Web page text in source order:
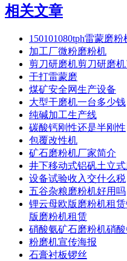
相关文章
150101080tph雷蒙磨粉
加工厂微粉磨粉机
剪刀研磨机剪刀研磨
干打雷蒙磨
煤矿安全网生产设备
大型干磨机一台多少钱
纯碱加工生产线
碳酸钙刚性还是半刚性
包覆改性机
矿石磨粉机厂家简介
井下移动式铝矾土立
设备试验收入交什么税
五谷杂粮磨粉机好用吗
锂云母欧版磨粉机租
版磨粉机租赁
硝酸氨矿石磨粉机硝
粉磨机宣传海报
石膏衬板锣丝